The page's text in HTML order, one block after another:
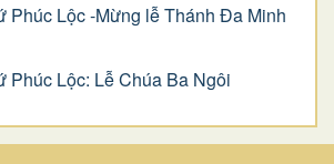
Phúc Lộc -Mừng lễ Thánh Đa Minh
Phúc Lộc: Lễ Chúa Ba Ngôi